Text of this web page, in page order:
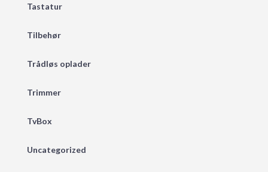
Tastatur
Tilbehør
Trådløs oplader
Trimmer
TvBox
Uncategorized